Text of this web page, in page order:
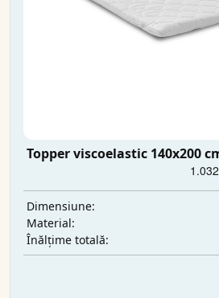
Topper viscoelastic 140x200
Dimensiune:
Material:
Înălțime totală: